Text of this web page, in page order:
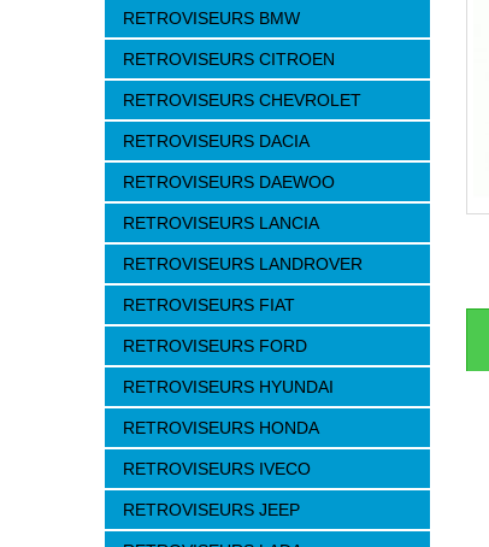
RETROVISEURS BMW
RETROVISEURS CITROEN
RETROVISEURS CHEVROLET
RETROVISEURS DACIA
RETROVISEURS DAEWOO
RETROVISEURS LANCIA
RETROVISEURS LANDROVER
RETROVISEURS FIAT
RETROVISEURS FORD
RETROVISEURS HYUNDAI
RETROVISEURS HONDA
RETROVISEURS IVECO
RETROVISEURS JEEP